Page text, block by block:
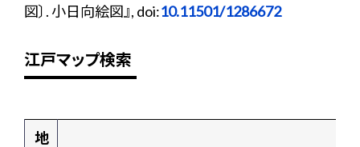
図〕. 小日向絵図』, doi:10.11501/1286672
江戸マップ検索
地